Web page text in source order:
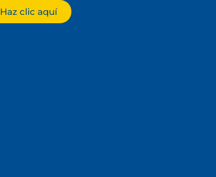
Haz clic aquí